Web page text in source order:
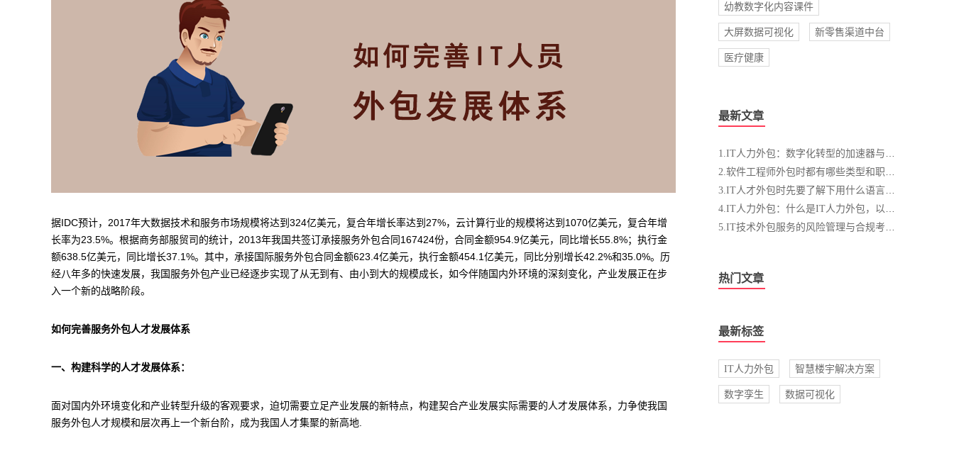
幼教数字化内容课件
大屏数据可视化 新零售渠道中台
医疗健康
最新文章
热门文章
最新标签
IT人力外包 智慧楼宇解决方案
数字孪生 数据可视化
据IDC预计，2017年大数据技术和服务市场规模将达到324亿美元，复合年增长率达到27%，云计算行业的规模将达到1070亿美元，复合年增
长率为23.5%。根据商务部服贸司的统计，2013年我国共签订承接服务外包合同167424份，合同金额954.9亿美元，同比增长55.8%；执行金
额638.5亿美元，同比增长37.1%。其中，承接国际服务外包合同金额623.4亿美元，执行金额454.1亿美元，同比分别增长42.2%和35.0%。历
经八年多的快速发展，我国服务外包产业已经逐步实现了从无到有、由小到大的规模成长，如今伴随国内外环境的深刻变化，产业发展正在步
入一个新的战略阶段。
如何完善服务外包人才发展体系
一、构建科学的人才发展体系：
面对国内外环境变化和产业转型升级的客观要求，迫切需要立足产业发展的新特点，构建契合产业发展实际需要的人才发展体系，力争使我国
服务外包人才规模和层次再上一个新台阶，成为我国人才集聚的新高地.